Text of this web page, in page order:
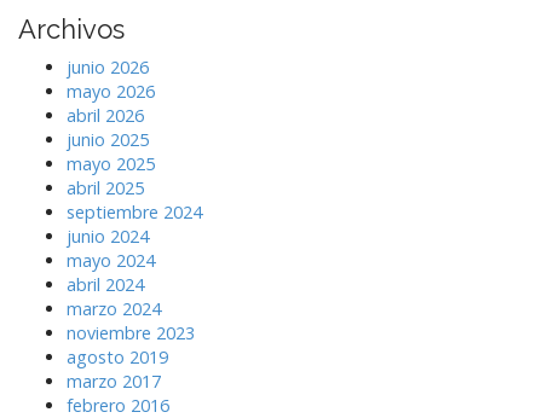
Archivos
junio 2026
mayo 2026
abril 2026
junio 2025
mayo 2025
abril 2025
septiembre 2024
junio 2024
mayo 2024
abril 2024
marzo 2024
noviembre 2023
agosto 2019
marzo 2017
febrero 2016